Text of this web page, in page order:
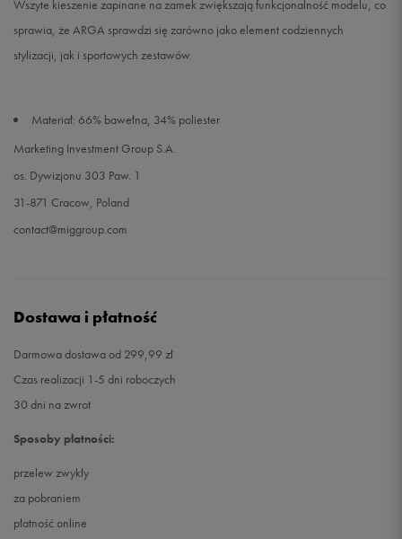
Wszyte kieszenie zapinane na zamek zwiększają funkcjonalność modelu, co
sprawia, że ARGA sprawdzi się zarówno jako element codziennych
stylizacji, jak i sportowych zestawów.
Materiał: 66% bawełna, 34% poliester
Marketing Investment Group S.A.
os. Dywizjonu 303 Paw. 1
31-871 Cracow, Poland
contact@miggroup.com
Dostawa i płatność
Darmowa dostawa od 299,99 zł
Czas realizacji 1-5 dni roboczych
30 dni na zwrot
Sposoby płatności:
przelew zwykły
za pobraniem
płatność online